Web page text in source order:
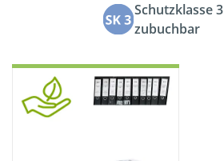
Schutzklasse 3
zubuchbar